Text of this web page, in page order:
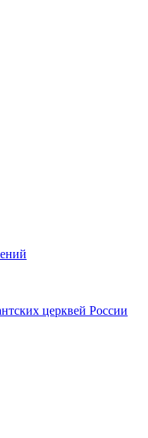
церквей России